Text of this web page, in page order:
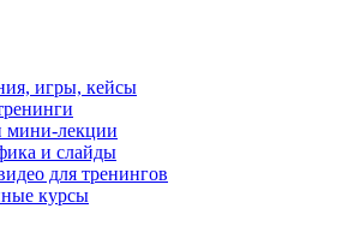
игры, кейсы
мини-лекции
и слайды
для тренингов
курсы